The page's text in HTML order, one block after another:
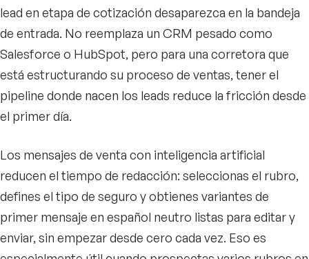
lead en etapa de cotización desaparezca en la bandeja
de entrada. No reemplaza un CRM pesado como
Salesforce o HubSpot, pero para una corretora que
está estructurando su proceso de ventas, tener el
pipeline donde nacen los leads reduce la fricción desde
el primer día.
Los mensajes de venta con inteligencia artificial
reducen el tiempo de redacción: seleccionas el rubro,
defines el tipo de seguro y obtienes variantes de
primer mensaje en español neutro listas para editar y
enviar, sin empezar desde cero cada vez. Eso es